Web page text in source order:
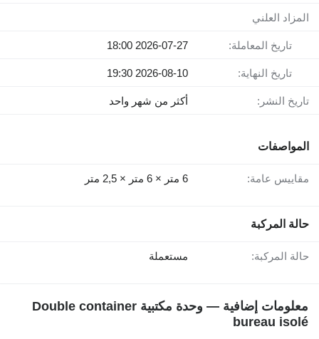
المزاد العلني
تاريخ المعاملة: 2026-07-27 18:00
تاريخ النهاية: 2026-08-10 19:30
تاريخ النشر: أكثر من شهر واحد
المواصفات
مقاييس عامة: 6 متر × 6 متر × 2,5 متر
حالة المركبة
حالة المركبة: مستعملة
معلومات إضافية — وحدة مكتبية Double container
bureau isolé